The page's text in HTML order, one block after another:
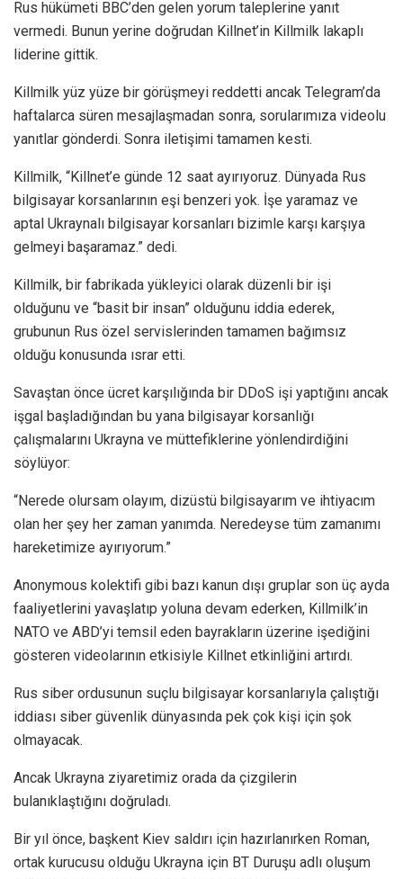
Rus hükümeti BBC’den gelen yorum taleplerine yanıt
vermedi. Bunun yerine doğrudan Killnet’in Killmilk lakaplı
liderine gittik.
Killmilk yüz yüze bir görüşmeyi reddetti ancak Telegram’da
haftalarca süren mesajlaşmadan sonra, sorularımıza videolu
yanıtlar gönderdi. Sonra iletişimi tamamen kesti.
Killmilk, “Killnet’e günde 12 saat ayırıyoruz. Dünyada Rus
bilgisayar korsanlarının eşi benzeri yok. İşe yaramaz ve
aptal Ukraynalı bilgisayar korsanları bizimle karşı karşıya
gelmeyi başaramaz.” dedi.
Killmilk, bir fabrikada yükleyici olarak düzenli bir işi
olduğunu ve “basit bir insan” olduğunu iddia ederek,
grubunun Rus özel servislerinden tamamen bağımsız
olduğu konusunda ısrar etti.
Savaştan önce ücret karşılığında bir DDoS işi yaptığını ancak
işgal başladığından bu yana bilgisayar korsanlığı
çalışmalarını Ukrayna ve müttefiklerine yönlendirdiğini
söylüyor:
“Nerede olursam olayım, dizüstü bilgisayarım ve ihtiyacım
olan her şey her zaman yanımda. Neredeyse tüm zamanımı
hareketimize ayırıyorum.”
Anonymous kolektifi gibi bazı kanun dışı gruplar son üç ayda
faaliyetlerini yavaşlatıp yoluna devam ederken, Killmilk’in
NATO ve ABD’yi temsil eden bayrakların üzerine işediğini
gösteren videolarının etkisiyle Killnet etkinliğini artırdı.
Rus siber ordusunun suçlu bilgisayar korsanlarıyla çalıştığı
iddiası siber güvenlik dünyasında pek çok kişi için şok
olmayacak.
Ancak Ukrayna ziyaretimiz orada da çizgilerin
bulanıklaştığını doğruladı.
Bir yıl önce, başkent Kiev saldırı için hazırlanırken Roman,
ortak kurucusu olduğu Ukrayna için BT Duruşu adlı oluşum